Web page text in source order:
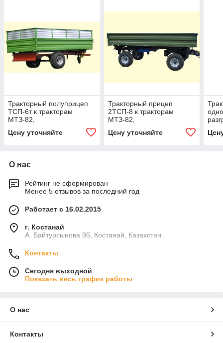
Тракторный полуприцеп
ТСП-6т к тракторам
МТЗ-82,
объем 5 м3
Цену уточняйте
Тракторный прицеп
2ТСП-8 к тракторам
МТЗ-82,
объем 5,4 м3
Цену уточняйте
О нас
Рейтинг не сформирован
Менее 5 отзывов за последний год
Работает с 16.02.2015
г. Костанай
А. Байтурсынова 95, Костанай, Казахстан
Контакты
Сегодня выходной
Показать весь график работы
О нас
Контакты